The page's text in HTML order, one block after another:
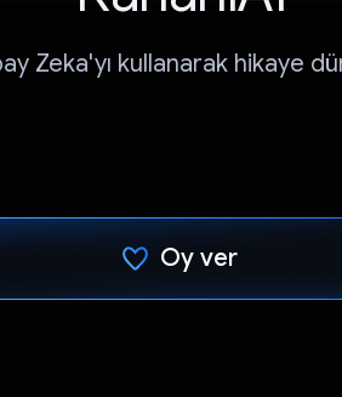
Zeka'yı kullanarak hikaye
Oy ver